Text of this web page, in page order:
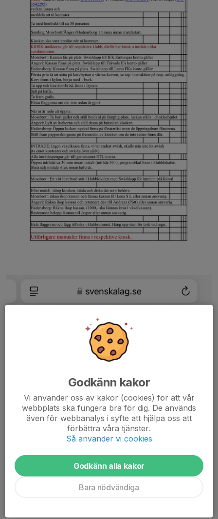
Det är dags att fördela ut kiosktiderna för laget och jag har lagt
säsongen.
15/5 Ängevi matchstart 19.00
Jacob (stämmer av med Andreas och de andra som ska vara
Lewis
Anton
18/6 Mossbrott matchstart 19.00
Godkänn kakor
Vi använder oss av kakor (cookies) för att vår
webbplats ska fungera bra för dig. De används
även för webbanalys i syfte att hjälpa oss att
förbättra våra tjänster.
Så använder vi cookies
Godkänn alla kakor
Bara nödvändiga